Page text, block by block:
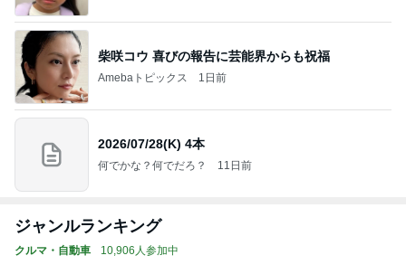
柴咲コウ 喜びの報告に芸能界からも祝福
Amebaトピックス 1日前
2026/07/28(K) 4本
何でかな？何でだろ？ 11日前
ジャンルランキング
クルマ・自動車 10,906人参加中